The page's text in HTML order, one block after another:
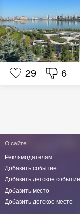
29 6
О сайте
Рекламодателям
Добавить событие
Добавить детское событие
Добавить место
Добавить детское место